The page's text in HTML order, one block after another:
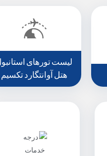
لیست تورهای
هتل آوانتگارد تکسیم